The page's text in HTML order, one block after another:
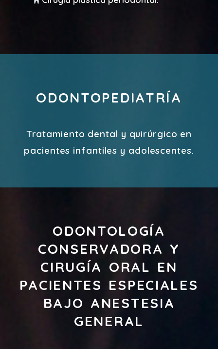
ODONTOPEDIATRÍA
Tratamiento dental y quirúrgico en
pacientes infantiles y adolescentes.
ODONTOLOGÍA
CONSERVADORA Y
CIRUGÍA ORAL EN
PACIENTES ESPECIALES
BAJO ANESTESIA
GENERAL